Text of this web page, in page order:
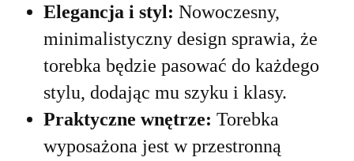
Elegancja i styl: Nowoczesny,
minimalistyczny design sprawia, że
torebka będzie pasować do każdego
stylu, dodając mu szyku i klasy.
Praktyczne wnętrze: Torebka
wyposażona jest w przestronną